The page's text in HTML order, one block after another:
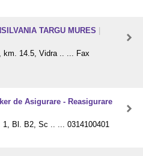
TARGU MURES
km. 14.5, Vidra .. ... Fax
de Asigurare - Reasigurare
1, Bl. B2, Sc .. ... 0314100401